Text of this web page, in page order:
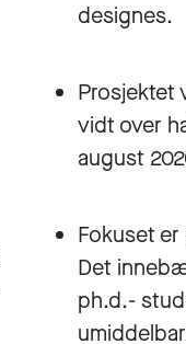
designes.
Prosjektet
vidt over
august
Fokuset
Det
ph.d.-